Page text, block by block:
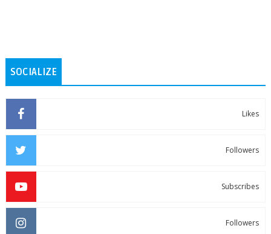
SOCIALIZE
Likes
Followers
Subscribes
Followers